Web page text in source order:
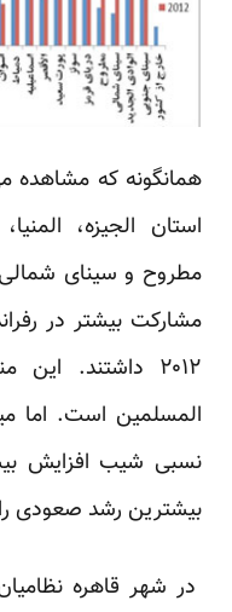
استان الجیزه،
مطروح و سینای
مشارکت بیشتر در
۲۰۱۲ داشتند.
المسلمین است. اما
نسبی شیب افزایش
بیشترین رشد صعودی
در شهر قاهره